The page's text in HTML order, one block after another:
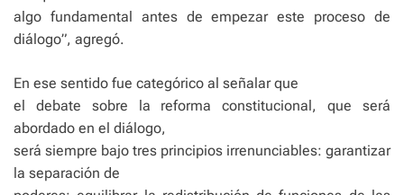
algo fundamental antes de empezar este proceso de
diálogo”, agregó.
En ese sentido fue categórico al señalar que
el debate sobre la reforma constitucional, que será
abordado en el diálogo,
será siempre bajo tres principios irrenunciables: garantizar
la separación de